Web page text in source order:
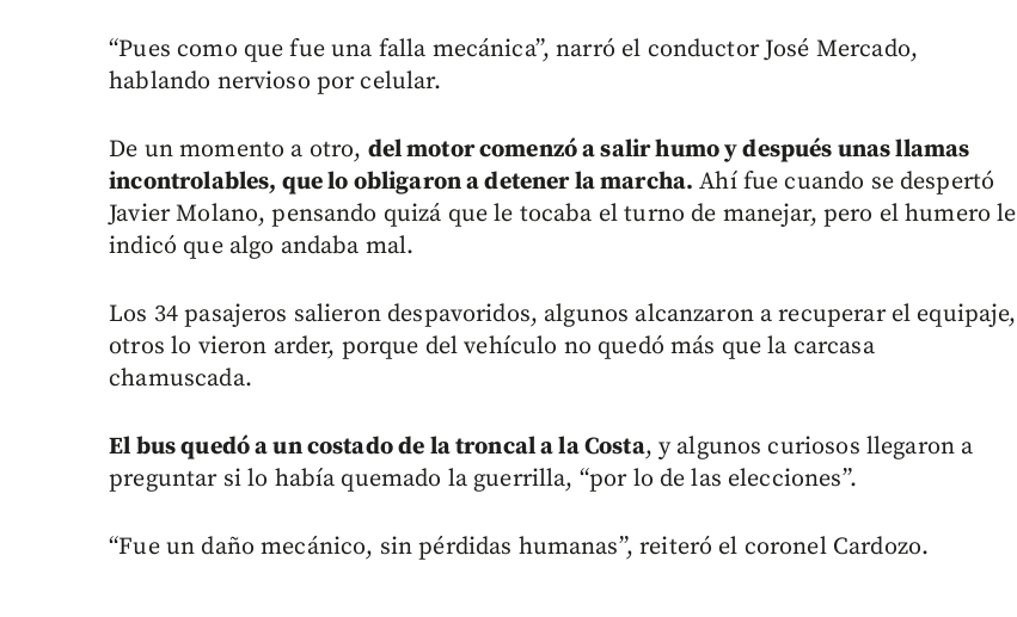
“Pues como que fue una falla mecánica”, narró el conductor José Mercado,
hablando nervioso por celular.
De un momento a otro, del motor comenzó a salir humo y después unas llamas
incontrolables, que lo obligaron a detener la marcha. Ahí fue cuando se despertó
Javier Molano, pensando quizá que le tocaba el turno de manejar, pero el humero le
indicó que algo andaba mal.
Los 34 pasajeros salieron despavoridos, algunos alcanzaron a recuperar el equipaje,
otros lo vieron arder, porque del vehículo no quedó más que la carcasa
chamuscada.
El bus quedó a un costado de la troncal a la Costa, y algunos curiosos llegaron a
preguntar si lo había quemado la guerrilla, “por lo de las elecciones”.
“Fue un daño mecánico, sin pérdidas humanas”, reiteró el coronel Cardozo.